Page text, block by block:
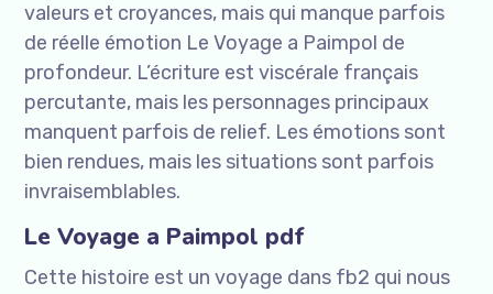
valeurs et croyances, mais qui manque parfois
de réelle émotion Le Voyage a Paimpol de
profondeur. L’écriture est viscérale français
percutante, mais les personnages principaux
manquent parfois de relief. Les émotions sont
bien rendues, mais les situations sont parfois
invraisemblables.
Le Voyage a Paimpol pdf
Cette histoire est un voyage dans fb2 qui nous